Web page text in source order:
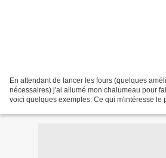
En attendant de lancer les fours (quelques
nécessaires) j'ai allumé mon chalumeau pour
voici quelques exemples: Ce qui m'intéresse le